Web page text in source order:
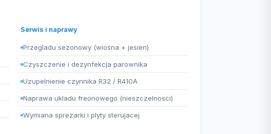
Serwis i naprawy
Przegladu sezonowy (wiosna + jesien)
Czyszczenie i dezynfekcja parownika
Uzupelnienie czynnika R32 / R410A
Naprawa ukladu freonowego (nieszczelnosci)
Wymiana sprezarki i plyty sterujacej